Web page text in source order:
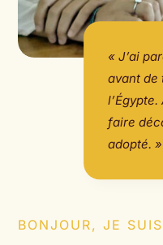
« J’ai
avant de
faire
adopté. »
BONJOUR, JE